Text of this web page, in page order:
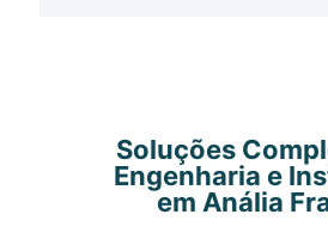
Soluções
Engenharia e
em Anália